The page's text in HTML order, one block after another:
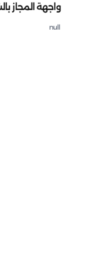
واجهة المجاز
null